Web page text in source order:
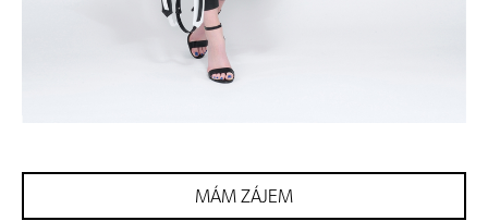
MÁM ZÁJEM